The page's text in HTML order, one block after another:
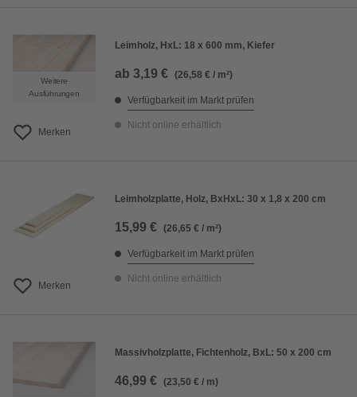
Weitere
Ausführungen
Merken
Leimholz, HxL: 18 x 600 mm, Kiefer
ab 3,19 € (26,58 € / m²)
Verfügbarkeit im Markt prüfen
Nicht online erhältlich
Merken
Leimholzplatte, Holz, BxHxL: 30 x 1,8 x 200 cm
15,99 € (26,65 € / m²)
Verfügbarkeit im Markt prüfen
Nicht online erhältlich
Massivholzplatte, Fichtenholz, BxL: 50 x 200 cm
46,99 € (23,50 € / m)